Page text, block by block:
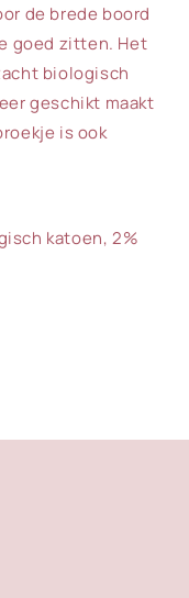
de brede boord
goed zitten. Het
biologisch
geschikt maakt
is ook
katoen, 2%